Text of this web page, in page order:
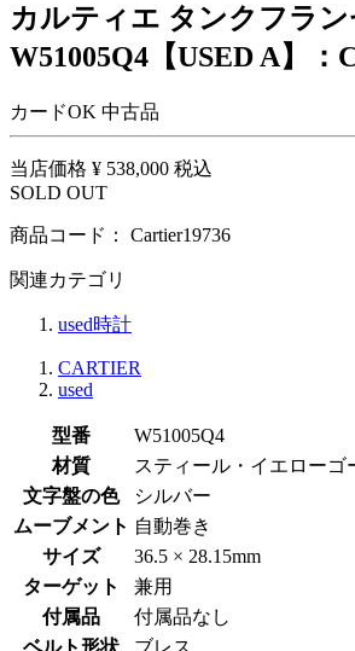
カルティエ タンクフラ
W51005Q4【USED A】：
カードOK 中古品
当店価格 ¥ 538,000 税込
SOLD OUT
商品コード： Cartier19736
関連カテゴリ
used時計
CARTIER
used
型番
W51005Q4
材質
スティール・イエローゴ
文字盤の色
シルバー
ムーブメント 自動巻き
サイズ
36.5 × 28.15mm
ターゲット
兼用
付属品
付属品なし
ベルト形状
ブレス